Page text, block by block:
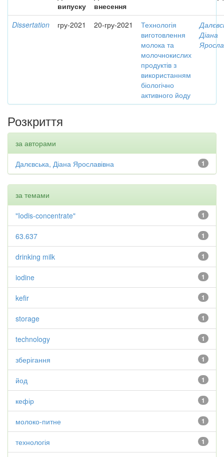
випуску
внесення
Dissertation гру-2021 20-гру-2021
Технологія
виготовлення
молока та
молочнокислих
продуктів з
використанням
біологічно
активного йоду
Діана
Розкриття
за авторами
1
Далєвська, Діана Ярославівна
за темами
1
"Iodis-concentrate"
1
63.637
1
drinking milk
1
iodine
1
kefir
1
storage
1
technology
1
зберігання
1
йод
1
кефір
1
молоко-питне
1
технологія